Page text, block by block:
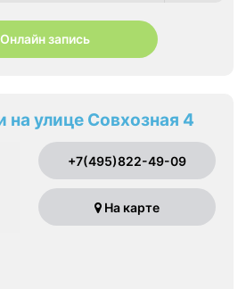
Онлайн запись
улице Совхозная 4
+7(495)822-49-09
На карте